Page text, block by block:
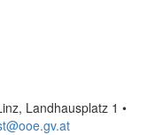
Landhausplatz 1 •